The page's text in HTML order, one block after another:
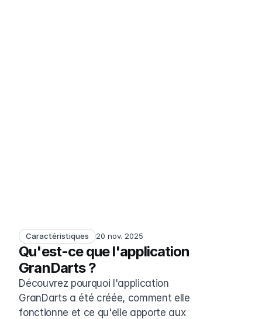
Caractéristiques 20 nov. 2025
Qu'est-ce que l'application
GranDarts ?
Découvrez pourquoi l'application
GranDarts a été créée, comment elle
fonctionne et ce qu'elle apporte aux